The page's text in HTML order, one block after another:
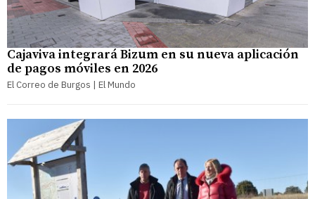
Cajaviva integrará Bizum en su nueva aplicación
de pagos móviles en 2026
El Correo de Burgos | El Mundo